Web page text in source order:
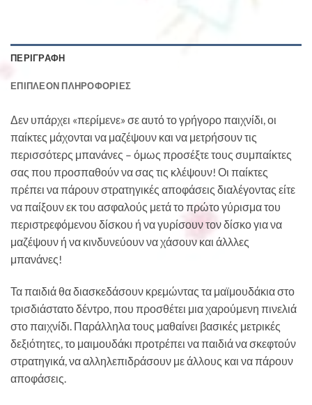
ΠΕΡΙΓΡΑΦΉ
ΕΠΙΠΛΈΟΝ ΠΛΗΡΟΦΟΡΊΕΣ
Δεν υπάρχει «περίμενε» σε αυτό το γρήγορο παιχνίδι, οι
παίκτες μάχονται να μαζέψουν και να μετρήσουν τις
περισσότερς μπανάνες – όμως προσέξτε τους συμπαίκτες
σας που προσπαθούν να σας τις κλέψουν! Οι παίκτες
πρέπει να πάρουν στρατηγικές αποφάσεις διαλέγοντας είτε
να παίξουν εκ του ασφαλούς μετά το πρώτο γύρισμα του
περιστρεφόμενου δίσκου ή να γυρίσουν τον δίσκο για να
μαζέψουν ή να κινδυνεύουν να χάσουν και άλλλες
μπανάνες!
Τα παιδιά θα διασκεδάσουν κρεμώντας τα μαϊμουδάκια στο
τρισδιάστατο δέντρο, που προσθέτει μια χαρούμενη πινελιά
στο παιχνίδι. Παράλληλα τους μαθαίνει βασικές μετρικές
δεξιότητες, το μαιμουδάκι προτρέπει να παιδιά να σκεφτούν
στρατηγικά, να αλληλεπιδράσουν με άλλους και να πάρουν
αποφάσεις.